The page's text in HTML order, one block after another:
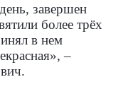
завершен
более трёх
в нем
–